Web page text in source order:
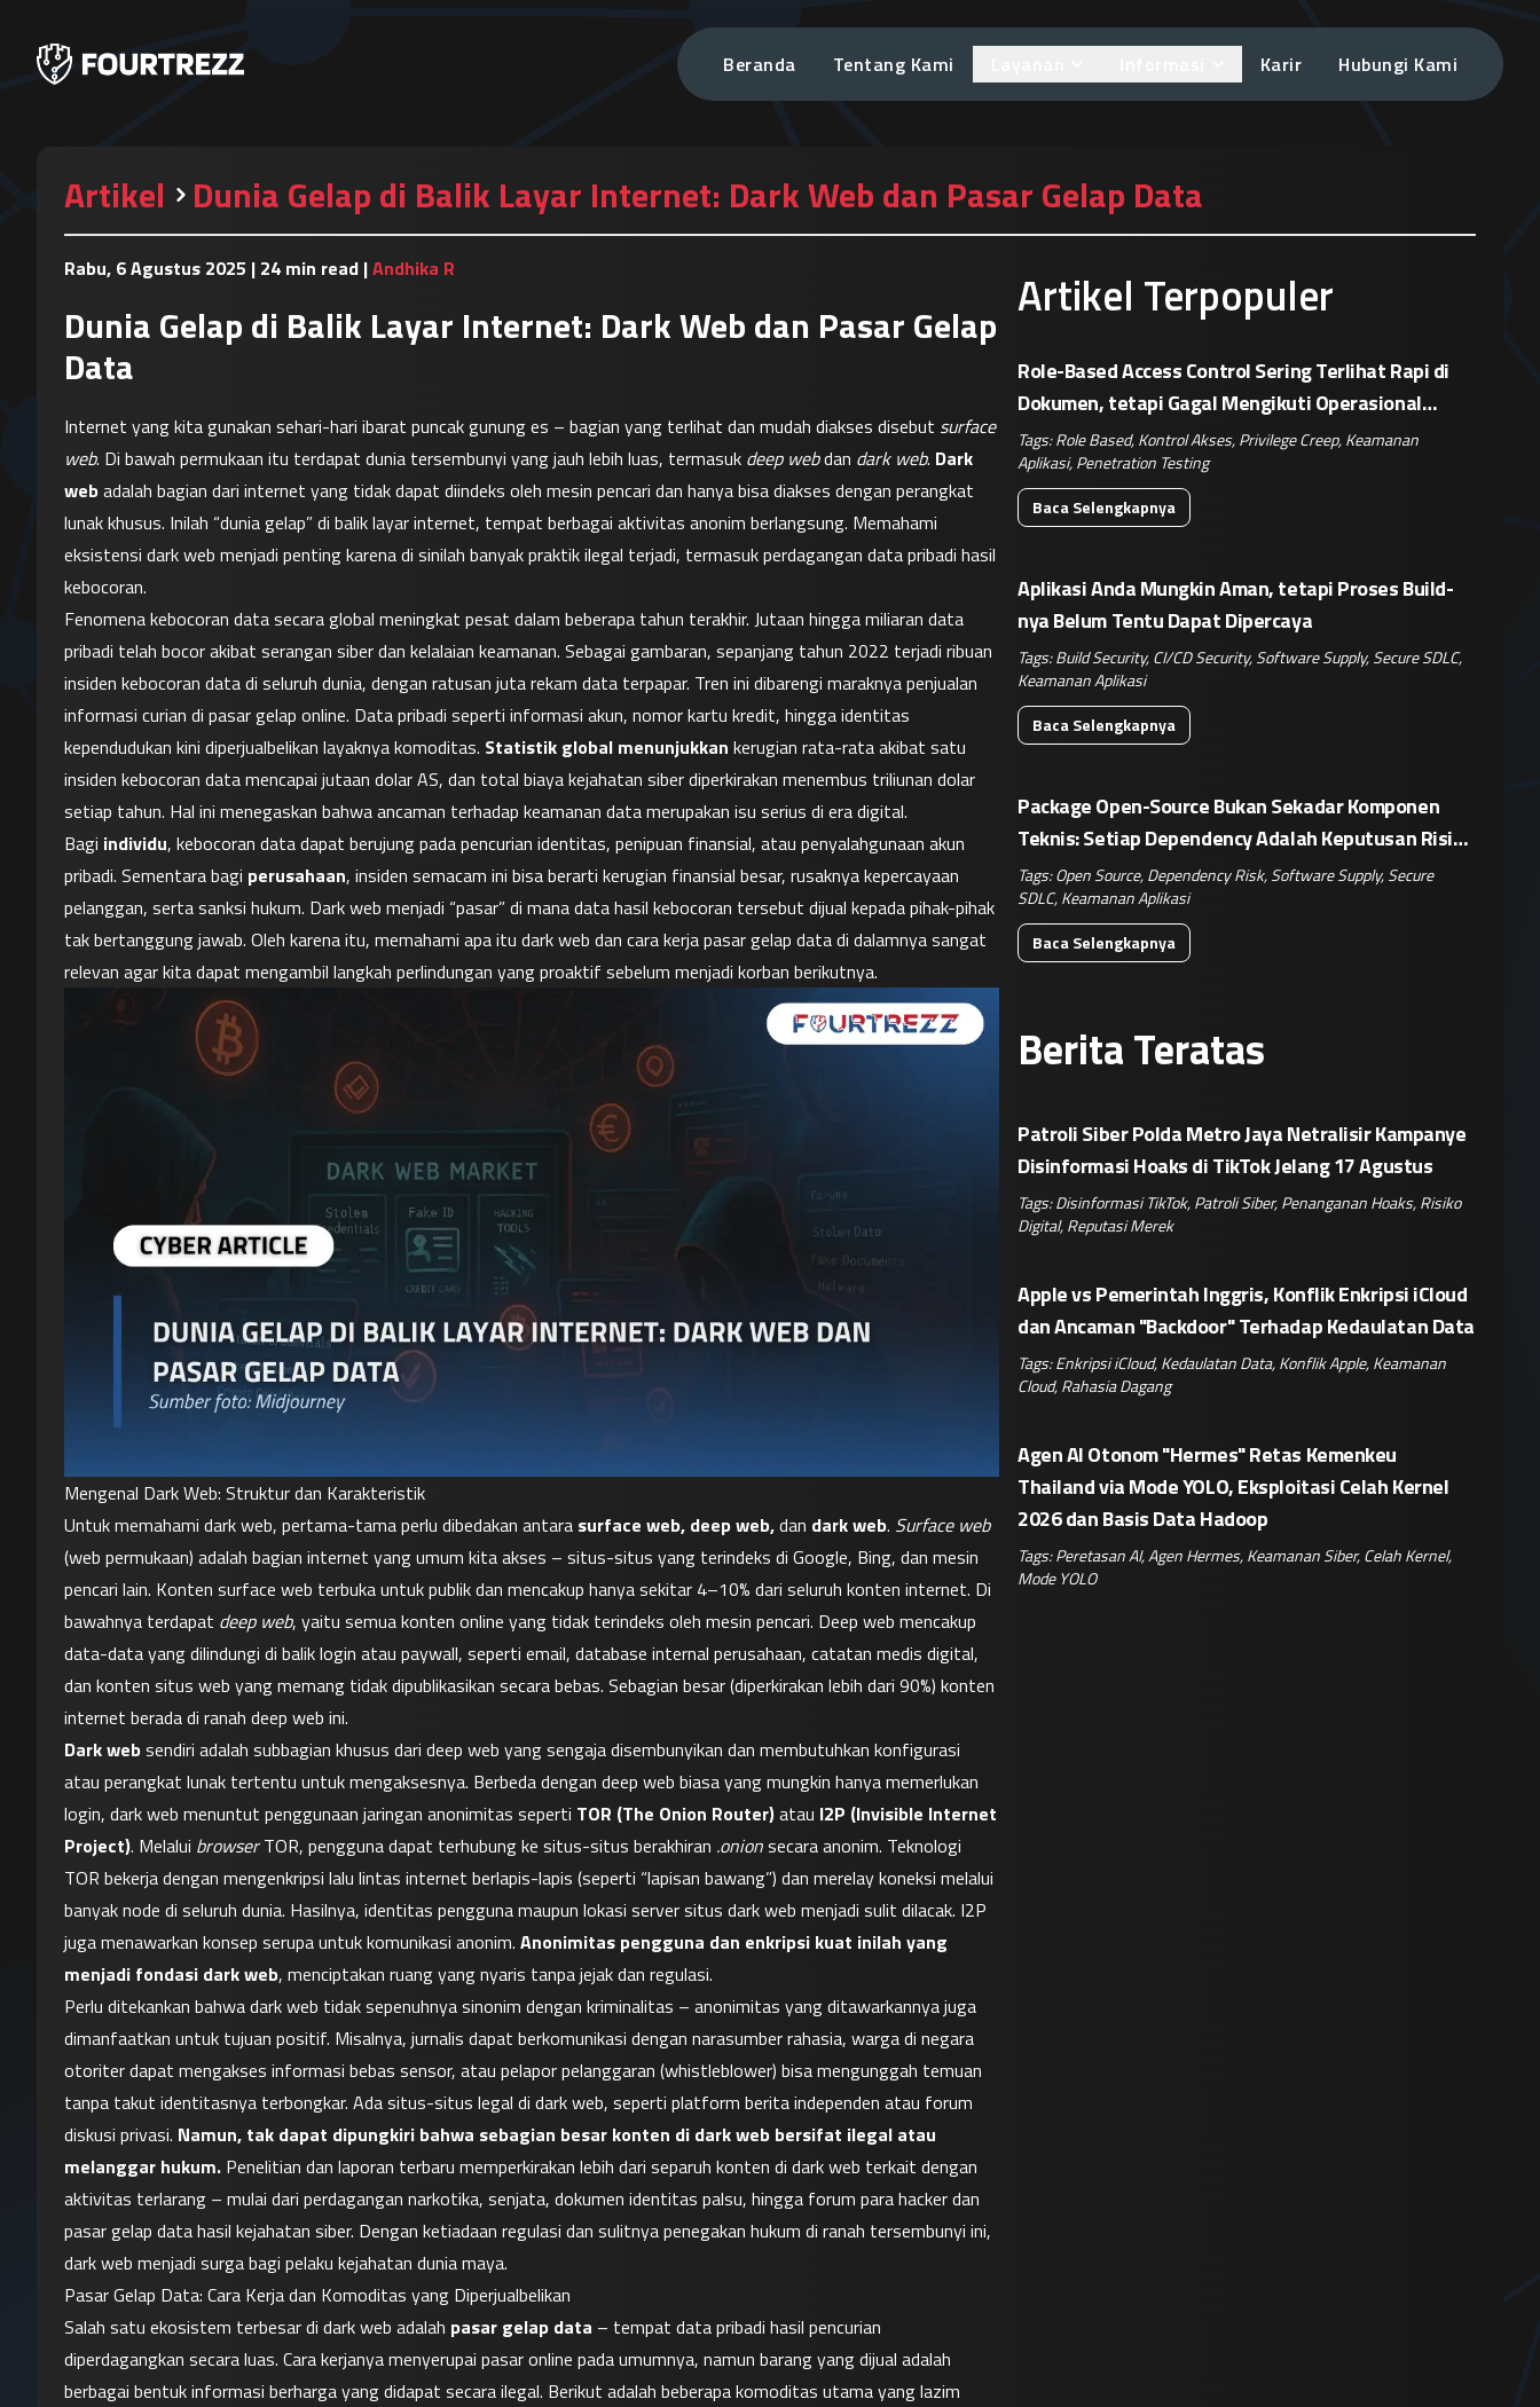
Beranda Tentang Kami Karir Hubungi Kami
Artikel Dunia Gelap di Balik Layar Internet: Dark Web dan Pasar Gelap Data
Rabu, 6 Agustus 2025 | 24 min read |Andhika R
Dunia Gelap di Balik Layar Internet: Dark Web dan Pasar Gelap
Data
Internet yang kita gunakan sehari-hari ibarat puncak gunung es – bagian yang terlihat dan mudah diakses disebut surface
web. Di bawah permukaan itu terdapat dunia tersembunyi yang jauh lebih luas, termasuk deep web dan dark web. Dark
web adalah bagian dari internet yang tidak dapat diindeks oleh mesin pencari dan hanya bisa diakses dengan perangkat
lunak khusus. Inilah “dunia gelap” di balik layar internet, tempat berbagai aktivitas anonim berlangsung. Memahami
eksistensi dark web menjadi penting karena di sinilah banyak praktik ilegal terjadi, termasuk perdagangan data pribadi hasil
kebocoran.
Fenomena kebocoran data secara global meningkat pesat dalam beberapa tahun terakhir. Jutaan hingga miliaran data
pribadi telah bocor akibat serangan siber dan kelalaian keamanan. Sebagai gambaran, sepanjang tahun 2022 terjadi ribuan
insiden kebocoran data di seluruh dunia, dengan ratusan juta rekam data terpapar. Tren ini dibarengi maraknya penjualan
informasi curian di pasar gelap online. Data pribadi seperti informasi akun, nomor kartu kredit, hingga identitas
kependudukan kini diperjualbelikan layaknya komoditas. Statistik global menunjukkan kerugian rata-rata akibat satu
insiden kebocoran data mencapai jutaan dolar AS, dan total biaya kejahatan siber diperkirakan menembus triliunan dolar
setiap tahun. Hal ini menegaskan bahwa ancaman terhadap keamanan data merupakan isu serius di era digital.
Bagi individu, kebocoran data dapat berujung pada pencurian identitas, penipuan finansial, atau penyalahgunaan akun
pribadi. Sementara bagi perusahaan, insiden semacam ini bisa berarti kerugian finansial besar, rusaknya kepercayaan
pelanggan, serta sanksi hukum. Dark web menjadi “pasar” di mana data hasil kebocoran tersebut dijual kepada pihak-pihak
tak bertanggung jawab. Oleh karena itu, memahami apa itu dark web dan cara kerja pasar gelap data di dalamnya sangat
relevan agar kita dapat mengambil langkah perlindungan yang proaktif sebelum menjadi korban berikutnya.
Mengenal Dark Web: Struktur dan Karakteristik
Untuk memahami dark web, pertama-tama perlu dibedakan antara surface web, deep web, dan dark web. Surface web
(web permukaan) adalah bagian internet yang umum kita akses – situs-situs yang terindeks di Google, Bing, dan mesin
pencari lain. Konten surface web terbuka untuk publik dan mencakup hanya sekitar 4–10% dari seluruh konten internet. Di
bawahnya terdapat deep web, yaitu semua konten online yang tidak terindeks oleh mesin pencari. Deep web mencakup
data-data yang dilindungi di balik login atau paywall, seperti email, database internal perusahaan, catatan medis digital,
dan konten situs web yang memang tidak dipublikasikan secara bebas. Sebagian besar (diperkirakan lebih dari 90%) konten
internet berada di ranah deep web ini.
Dark web sendiri adalah subbagian khusus dari deep web yang sengaja disembunyikan dan membutuhkan konfigurasi
atau perangkat lunak tertentu untuk mengaksesnya. Berbeda dengan deep web biasa yang mungkin hanya memerlukan
login, dark web menuntut penggunaan jaringan anonimitas seperti TOR (The Onion Router) atau I2P (Invisible Internet
Project). Melalui browser TOR, pengguna dapat terhubung ke situs-situs berakhiran .onion secara anonim. Teknologi
TOR bekerja dengan mengenkripsi lalu lintas internet berlapis-lapis (seperti “lapisan bawang”) dan merelay koneksi melalui
banyak node di seluruh dunia. Hasilnya, identitas pengguna maupun lokasi server situs dark web menjadi sulit dilacak. I2P
juga menawarkan konsep serupa untuk komunikasi anonim. Anonimitas pengguna dan enkripsi kuat inilah yang
menjadi fondasi dark web, menciptakan ruang yang nyaris tanpa jejak dan regulasi.
Perlu ditekankan bahwa dark web tidak sepenuhnya sinonim dengan kriminalitas – anonimitas yang ditawarkannya juga
dimanfaatkan untuk tujuan positif. Misalnya, jurnalis dapat berkomunikasi dengan narasumber rahasia, warga di negara
otoriter dapat mengakses informasi bebas sensor, atau pelapor pelanggaran (whistleblower) bisa mengunggah temuan
tanpa takut identitasnya terbongkar. Ada situs-situs legal di dark web, seperti platform berita independen atau forum
diskusi privasi. Namun, tak dapat dipungkiri bahwa sebagian besar konten di dark web bersifat ilegal atau
melanggar hukum. Penelitian dan laporan terbaru memperkirakan lebih dari separuh konten di dark web terkait dengan
aktivitas terlarang – mulai dari perdagangan narkotika, senjata, dokumen identitas palsu, hingga forum para hacker dan
pasar gelap data hasil kejahatan siber. Dengan ketiadaan regulasi dan sulitnya penegakan hukum di ranah tersembunyi ini,
dark web menjadi surga bagi pelaku kejahatan dunia maya.
Pasar Gelap Data: Cara Kerja dan Komoditas yang Diperjualbelikan
Salah satu ekosistem terbesar di dark web adalah pasar gelap data – tempat data pribadi hasil pencurian
diperdagangkan secara luas. Cara kerjanya menyerupai pasar online pada umumnya, namun barang yang dijual adalah
berbagai bentuk informasi berharga yang didapat secara ilegal. Berikut adalah beberapa komoditas utama yang lazim
Artikel Terpopuler
Role-Based Access Control Sering Terlihat Rapi di
Dokumen, tetapi Gagal Mengikuti Operasional
Nyata
Tags:Role Based,Kontrol Akses,Privilege Creep,Keamanan
Aplikasi,Penetration Testing
Baca Selengkapnya
Aplikasi Anda Mungkin Aman, tetapi Proses Build-
nya Belum Tentu Dapat Dipercaya
Tags:Build Security,CI/CD Security,Software Supply,Secure SDLC,
Keamanan Aplikasi
Baca Selengkapnya
Package Open-Source Bukan Sekadar Komponen
Teknis: Setiap Dependency Adalah Keputusan Risiko
Bisnis
Tags:Open Source,Dependency Risk,Software Supply,Secure
SDLC,Keamanan Aplikasi
Baca Selengkapnya
Berita Teratas
Patroli Siber Polda Metro Jaya Netralisir Kampanye
Disinformasi Hoaks di TikTok Jelang 17 Agustus
Tags:Disinformasi TikTok,Patroli Siber,Penanganan Hoaks,Risiko
Digital,Reputasi Merek
Apple vs Pemerintah Inggris, Konflik Enkripsi iCloud
dan Ancaman "Backdoor" Terhadap Kedaulatan Data
Tags:Enkripsi iCloud,Kedaulatan Data,Konflik Apple,Keamanan
Cloud,Rahasia Dagang
Agen AI Otonom "Hermes" Retas Kemenkeu
Thailand via Mode YOLO, Eksploitasi Celah Kernel
2026 dan Basis Data Hadoop
Tags:Peretasan AI,Agen Hermes,Keamanan Siber,Celah Kernel,
Mode YOLO